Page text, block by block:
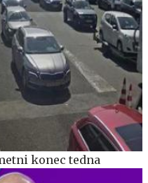
konec tedna